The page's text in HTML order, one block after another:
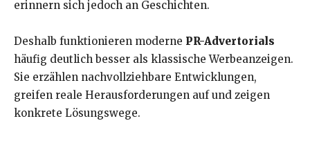
erinnern sich jedoch an Geschichten.
Deshalb funktionieren moderne PR-Advertorials
häufig deutlich besser als klassische Werbeanzeigen.
Sie erzählen nachvollziehbare Entwicklungen,
greifen reale Herausforderungen auf und zeigen
konkrete Lösungswege.